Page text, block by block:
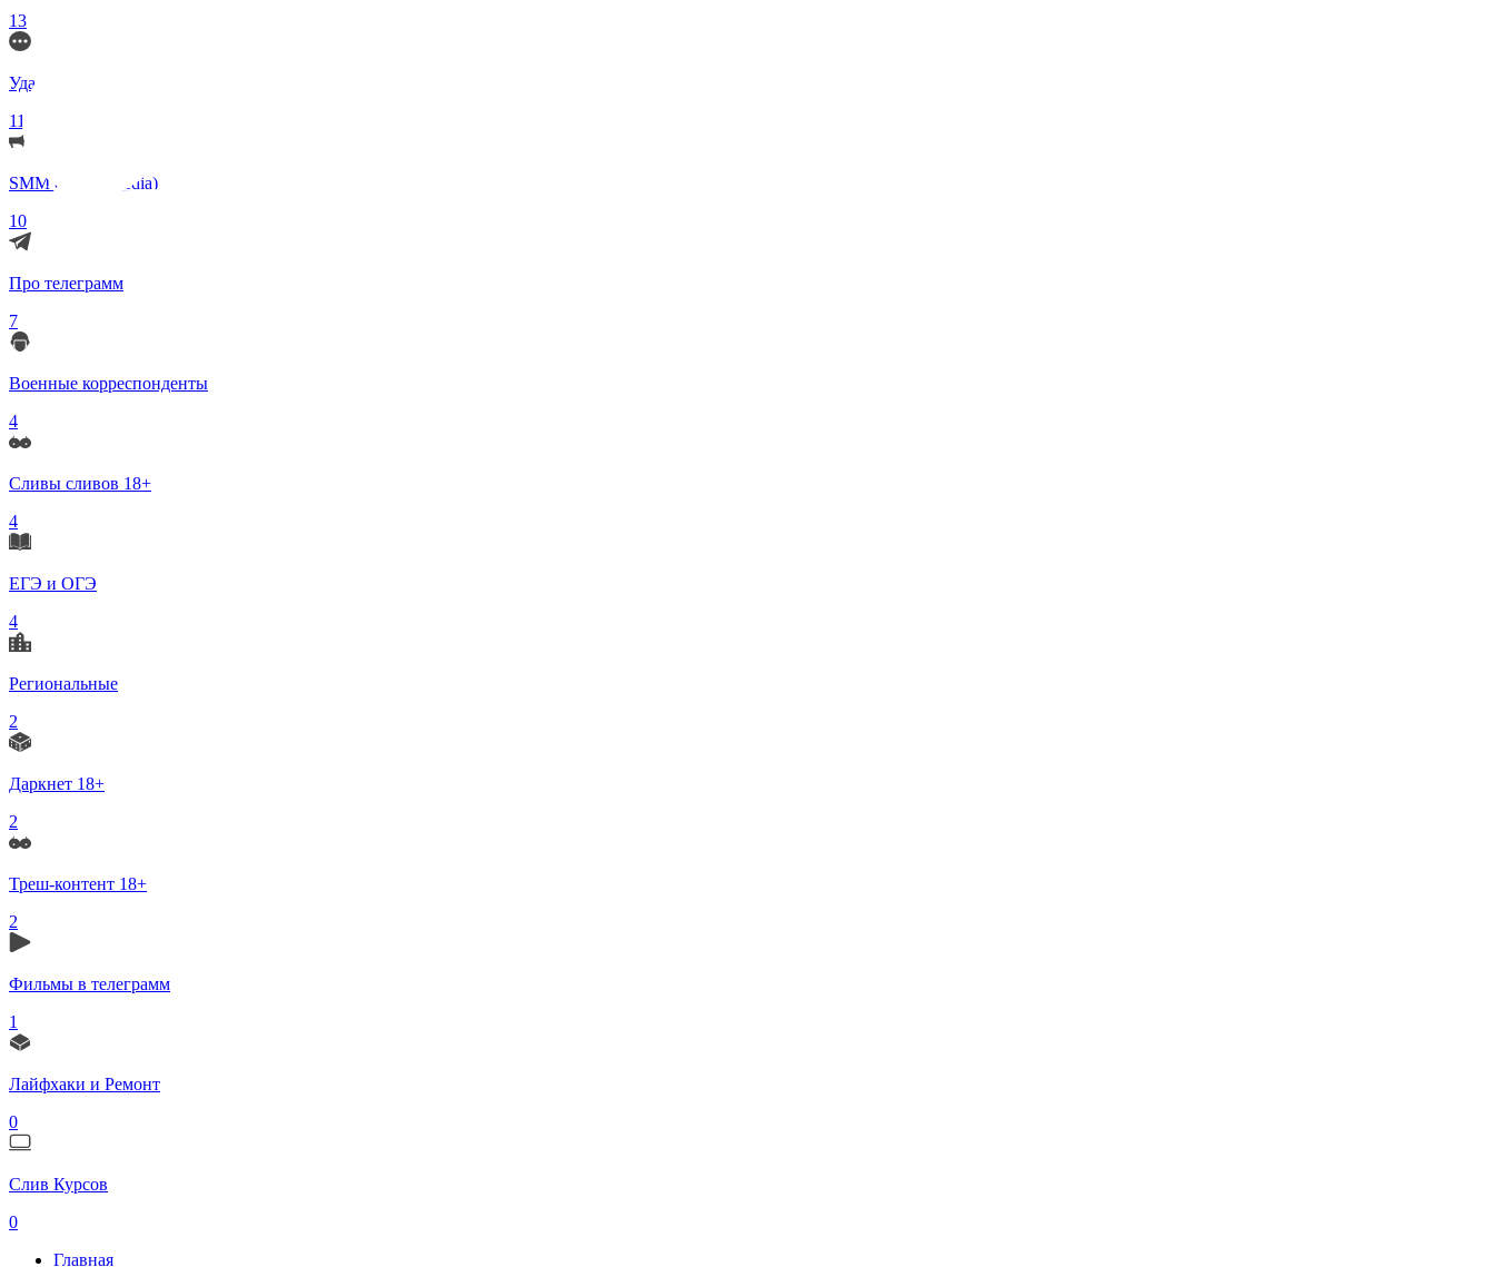
13
Удаленка (Работа)
11
SMM (Social Media)
10
Про телеграмм
7
Военные корреспонденты
4
Сливы сливов 18+
4
ЕГЭ и ОГЭ
4
Региональные
2
Даркнет 18+
2
Треш-контент 18+
2
Фильмы в телеграмм
1
Лайфхаки и Ремонт
0
Слив Курсов
0
Главная